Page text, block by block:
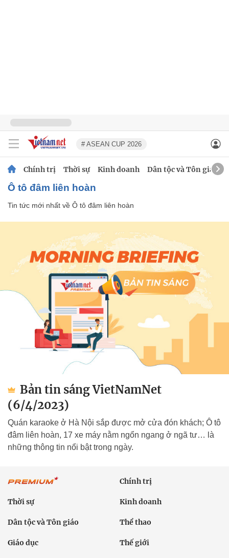
# ASEAN CUP 2026
Chính trị Thời sự Kinh doanh Dân tộc và Tôn giáo
Ô tô đâm liên hoàn
Tin tức mới nhất về Ô tô đâm liên hoàn
Bản tin sáng VietNamNet
(6/4/2023)
Quán karaoke ở Hà Nội sắp được mở cửa đón khách; Ô tô
đâm liên hoàn, 17 xe máy nằm ngổn ngang ở ngã tư… là
những thông tin nổi bật trong ngày.
Chính trị
Thời sự Kinh doanh
Dân tộc và Tôn giáo Thể thao
Giáo dục Thế giới